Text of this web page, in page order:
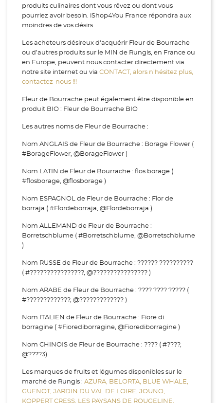
produits culinaires dont vous rêvez ou dont vous
pourriez avoir besoin. iShop4You France répondra aux
moindres de vos désirs.
Les acheteurs désireux d'acquérir Fleur de Bourrache
ou d’autres produits sur le MIN de Rungis, en France ou
en Europe, peuvent nous contacter directement via
notre site internet ou via CONTACT, alors n’hésitez plus,
contactez-nous !!!
Fleur de Bourrache peut également être disponible en
produit BIO : Fleur de Bourrache BIO
Les autres noms de Fleur de Bourrache :
Nom ANGLAIS de Fleur de Bourrache : Borage Flower (
#BorageFlower, @BorageFlower )
Nom LATIN de Fleur de Bourrache : flos borage (
#flosborage, @flosborage )
Nom ESPAGNOL de Fleur de Bourrache : Flor de
borraja ( #Flordeborraja, @Flordeborraja )
Nom ALLEMAND de Fleur de Bourrache :
Borretschblume ( #Borretschblume, @Borretschblume
)
Nom RUSSE de Fleur de Bourrache : ?????? ??????????
( #????????????????, @???????????????? )
Nom ARABE de Fleur de Bourrache : ???? ???? ????? (
#?????????????, @????????????? )
Nom ITALIEN de Fleur de Bourrache : Fiore di
borragine ( #Fiorediborragine, @Fiorediborragine )
Nom CHINOIS de Fleur de Bourrache : ???? ( #????,
@????3)
Les marques de fruits et légumes disponibles sur le
marché de Rungis : AZURA, BELORTA, BLUE WHALE,
GUENOT, JARDIN DU VAL DE LOIRE, JOUNO,
KOPPERT CRESS, LES PAYSANS DE ROUGELINE,